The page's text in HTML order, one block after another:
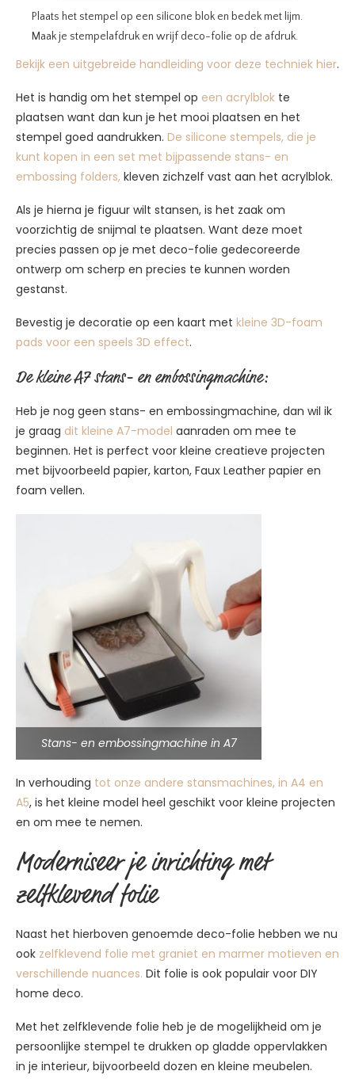
Plaats het stempel op een silicone blok en bedek met lijm.
Maak je stempelafdruk en wrijf deco-folie op de afdruk.
Bekijk een uitgebreide handleiding voor deze techniek hier.
Het is handig om het stempel op een acrylblok te
plaatsen want dan kun je het mooi plaatsen en het
stempel goed aandrukken. De silicone stempels, die je
kunt kopen in een set met bijpassende stans- en
embossing folders, kleven zichzelf vast aan het acrylblok.
Als je hierna je figuur wilt stansen, is het zaak om
voorzichtig de snijmal te plaatsen. Want deze moet
precies passen op je met deco-folie gedecoreerde
ontwerp om scherp en precies te kunnen worden
gestanst.
Bevestig je decoratie op een kaart met kleine 3D-foam
pads voor een speels 3D effect.
De kleine A7 stans- en embossingmachine:
Heb je nog geen stans- en embossingmachine, dan wil ik
je graag dit kleine A7-model aanraden om mee te
beginnen. Het is perfect voor kleine creatieve projecten
met bijvoorbeeld papier, karton, Faux Leather papier en
foam vellen.
Stans- en embossingmachine in A7
In verhouding tot onze andere stansmachines, in A4 en
A5, is het kleine model heel geschikt voor kleine projecten
en om mee te nemen.
Moderniseer je inrichting met
zelfklevend folie
Naast het hierboven genoemde deco-folie hebben we nu
ook zelfklevend folie met graniet en marmer motieven en
verschillende nuances. Dit folie is ook populair voor DIY
home deco.
Met het zelfklevende folie heb je de mogelijkheid om je
persoonlijke stempel te drukken op gladde oppervlakken
in je interieur, bijvoorbeeld dozen en kleine meubelen.